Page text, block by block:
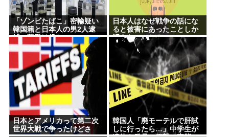
「ゾンビたばこ」密輸疑い
韓国籍と日本人の男2人逮
捕、荷受け役か
日本人はなぜ戦争の話にな
ると被害にあったことしか
話さないのか？
日本とアメリカって第二次
世界大戦で争ったけどさ
韓国人「廃モーテルで肝試
しに行ったら…」中学生が